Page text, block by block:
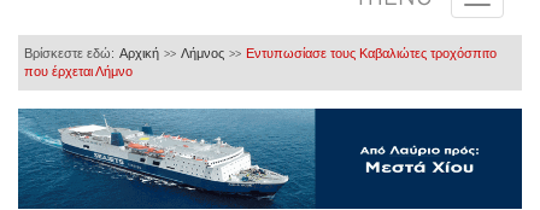
Βρίσκεστε εδώ: Αρχική >> Λήμνος >> Εντυπωσίασε τους Καβαλιώτες τροχόσπιτο
που έρχεται Λήμνο